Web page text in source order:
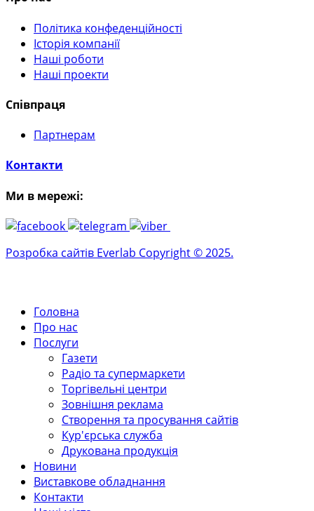
Політика конфеденційності
Історія компанії
Наші роботи
Наші проекти
Співпраця
Партнерам
Контакти
Ми в мережі:
Розробка сайтів Everlab Copyright © 2025.
Головна
Про нас
Послуги
Газети
Радіо та супермаркети
Торгівельні центри
Зовнішня реклама
Створення та просування сайтів
Кур'єрська служба
Друкована продукція
Новини
Виставкове обладнання
Контакти